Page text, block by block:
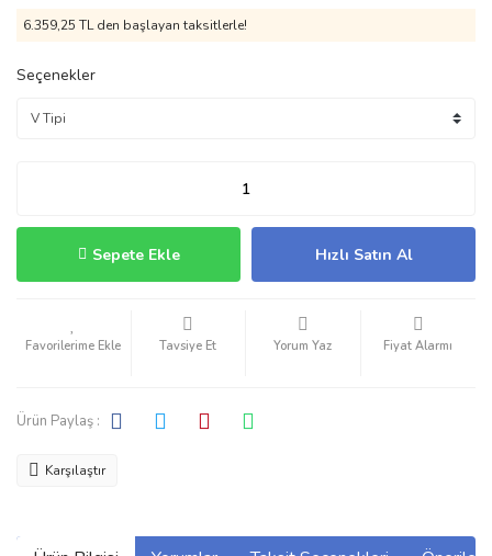
6.359,25 TL den başlayan taksitlerle!
Seçenekler
Sepete Ekle Hızlı Satın Al
Tavsiye Et Yorum Yaz Fiyat Alarmı
Ürün Paylaş :
Karşılaştır